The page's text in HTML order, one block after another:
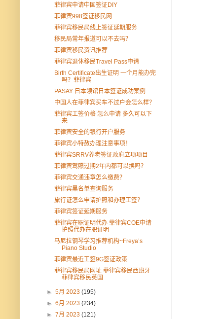
菲律宾申请中国签证DIY
菲律宾998签证移民网
菲律宾移民局线上签证延期服务
移民局常年报道可以不去吗？
菲律宾移民资讯推荐
菲律宾退休移民Travel Pass申请
Birth Certificate出生证明 一个月能办完
吗？菲律宾
PASAY 日本领馆日本签证成功案例
中国人在菲律宾买车不过户会怎么样？
菲律宾工签价格 怎么申请 多久可以下
来
菲律宾安全的银行开户服务
菲律宾小特赦办理注意事项！
菲律宾SRRV养老签证政府立项项目
菲律宾驾照过期2年内都可以换吗？
菲律宾交通违章怎么缴费？
菲律宾黑名单查询服务
旅行证怎么申请护照和办理工签？
菲律宾签证延期服务
菲律宾在职证明代办 菲律宾COE申请
护照代办在职证明
马尼拉钢琴学习推荐机构~Freya’s
Piano Studio
菲律宾最近工签9G签证政策
菲律宾移民局网址 菲律宾移民西班牙
菲律宾移民英国
►5月 2023(195)
►6月 2023(234)
►7月 2023(121)